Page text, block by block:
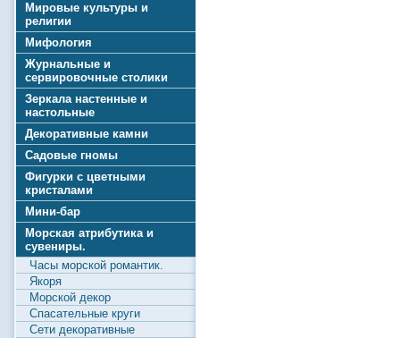
Мировые культуры и
религии
Мифология
Журнальные и
сервировочные столики
Зеркала настенные и
настольные
Декоративные камни
Садовые гномы
Фигурки с цветными
кристалами
Мини-бар
Морская атрибутика и
сувениры.
Часы морской романтик.
Якоря
Морской декор
Спасательные круги
Сети декоративные